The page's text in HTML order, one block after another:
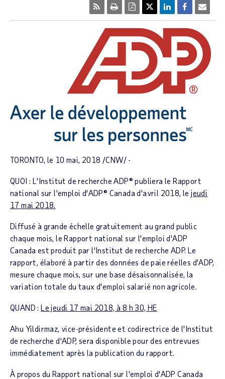
TORONTO, le 10 mai, 2018 /CNW/ -
QUOI : L'Institut de recherche ADP® publiera leRapport
national sur l'emploi d'ADP® Canada d'avril 2018, lejeudi
17 mai 2018.
Diffusé à grande échelle gratuitement au grand public
chaque mois, leRapport national sur l'emploi d'ADP
Canada est produit par l'Institut de recherche ADP. Le
rapport, élaboré à partir des données de paie réelles d'ADP,
mesure chaque mois, sur une base désaisonnalisée, la
variation totale du taux d'emploi salarié non agricole.
QUAND :Le jeudi 17 mai 2018, à 8 h 30, HE
Ahu Yildirmaz, vice-présidente et codirectrice de l'Institut
de recherche d'ADP, sera disponible pour des entrevues
immédiatement après la publication du rapport.
À propos du Rapport national sur l'emploi d'ADP Canada